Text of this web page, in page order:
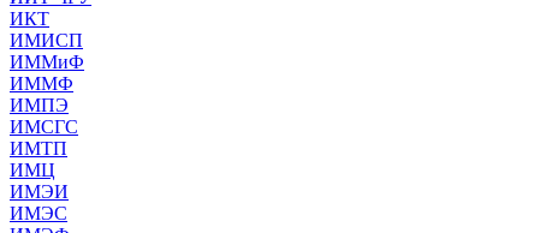
ИКТ
ИМИСП
ИММиФ
ИММФ
ИМПЭ
ИМСГС
ИМТП
ИМЦ
ИМЭИ
ИМЭС